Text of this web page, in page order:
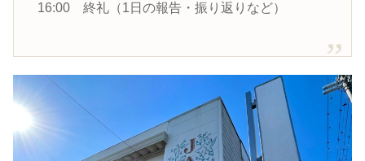
16:00 終礼（1日の報告・振り返りなど）